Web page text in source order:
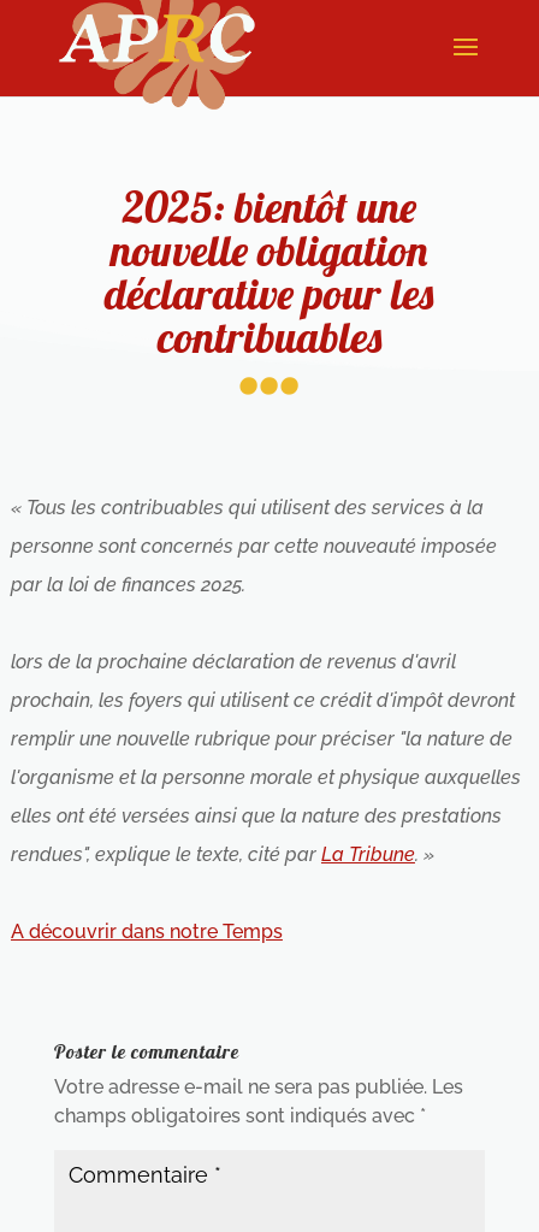
2025: bientôt une
nouvelle obligation
déclarative pour les
contribuables
...
« Tous les contribuables qui utilisent des services à la
personne sont concernés par cette nouveauté imposée
par la loi de finances 2025.
lors de la prochaine déclaration de revenus d'avril
prochain, les foyers qui utilisent ce crédit d'impôt devront
remplir une nouvelle rubrique pour préciser "la nature de
l'organisme et la personne morale et physique auxquelles
elles ont été versées ainsi que la nature des prestations
rendues", explique le texte, cité par La Tribune. »
A découvrir dans notre Temps
Poster le commentaire
Votre adresse e-mail ne sera pas publiée. Les
champs obligatoires sont indiqués avec *